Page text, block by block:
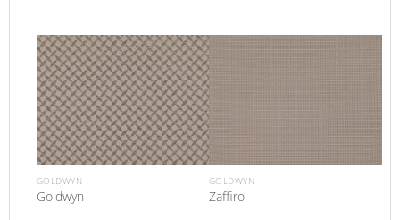
GOLDWYN
Goldwyn
GOLDWYN
Zaffiro